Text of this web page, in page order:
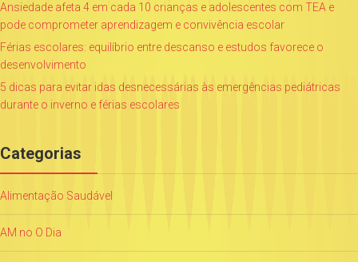
Ansiedade afeta 4 em cada 10 crianças e adolescentes com TEA e
pode comprometer aprendizagem e convivência escolar
Férias escolares: equilíbrio entre descanso e estudos favorece o
desenvolvimento
5 dicas para evitar idas desnecessárias às emergências pediátricas
durante o inverno e férias escolares
Categorias
Alimentação Saudável
AM no O Dia